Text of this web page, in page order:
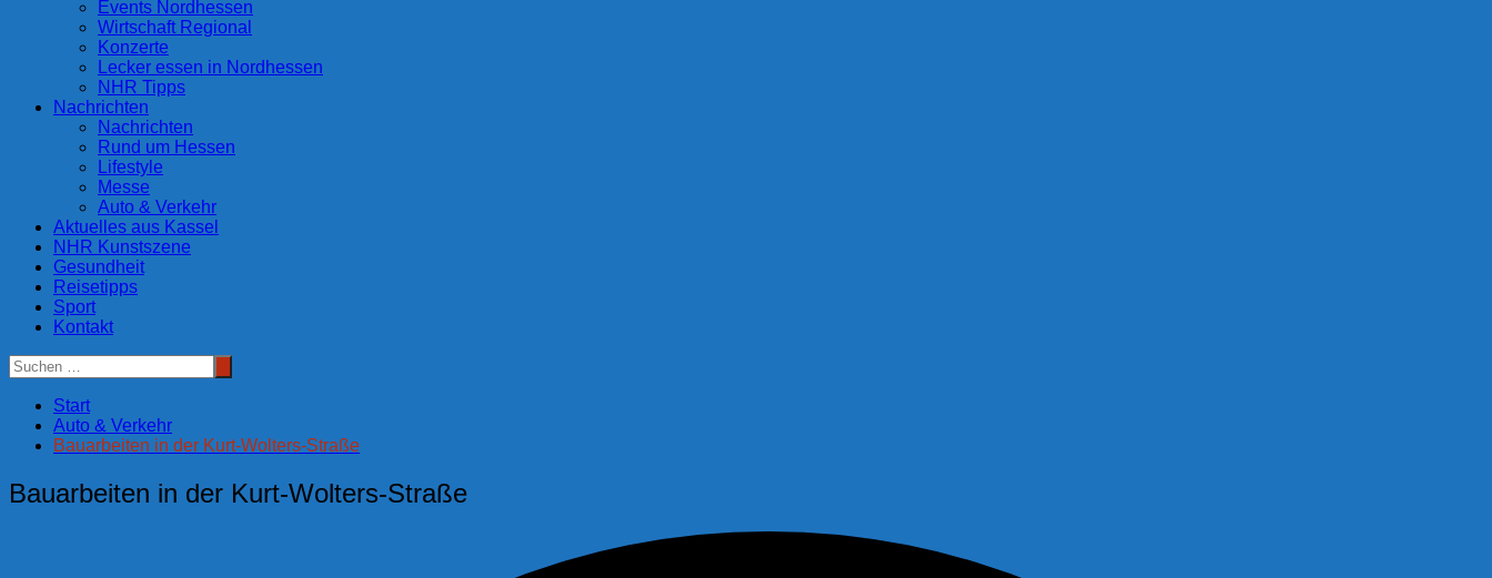
Events Nordhessen
Wirtschaft Regional
Konzerte
Lecker essen in Nordhessen
NHR Tipps
Nachrichten
Nachrichten
Rund um Hessen
Lifestyle
Messe
Auto & Verkehr
Aktuelles aus Kassel
NHR Kunstszene
Gesundheit
Reisetipps
Sport
Kontakt
Start
Auto & Verkehr
Bauarbeiten in der Kurt-Wolters-Straße
Bauarbeiten in der Kurt-Wolters-Straße